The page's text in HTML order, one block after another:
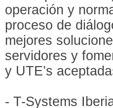
operación y
proceso de
mejores
servidores y
y UTE’s
- T-Systems